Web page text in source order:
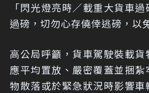
「閃光燈亮時／載重大貨車
過磅，切勿心存僥倖逃磅，以
高公局呼籲，貨車駕駛裝載貨
應平均置放、嚴密覆蓋並捆紮
物散落或於緊急狀況時影響車